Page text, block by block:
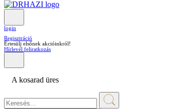
login
Regisztráció
Értesülj elsőnek akcióinkról!
Hírlevél feliratkozás
A kosarad üres